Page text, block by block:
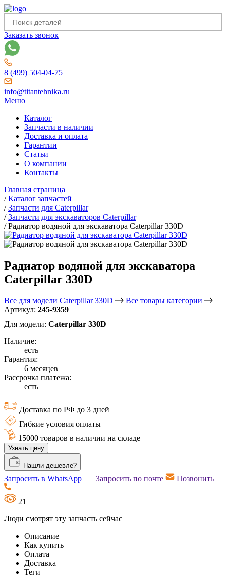
Заказать звонок
8 (499) 504-04-75
info@titantehnika.ru
Меню
Каталог
Запчасти в наличии
Доставка и оплата
Гарантии
Статьи
О компании
Контакты
Главная страница
/Каталог запчастей
/Запчасти для Caterpillar
/Запчасти для экскаваторов Caterpillar
/Радиатор водяной для экскаватора Caterpillar 330D
Радиатор водяной для экскаватора
Caterpillar 330D
Все для модели Caterpillar 330D
Все товары категории
Артикул: 245-9359
Для модели: Caterpillar 330D
Наличие:
есть
Гарантия:
6 месяцев
Рассрочка платежа:
есть
Доставка по РФ до 3 дней
Гибкие условия оплаты
15000 товаров в наличии на складе
Узнать цену
Нашли дешевле?
Запросить в WhatsApp Запросить по почте Позвонить
21
Люди смотрят эту запчасть сейчас
Описание
Как купить
Оплата
Доставка
Теги